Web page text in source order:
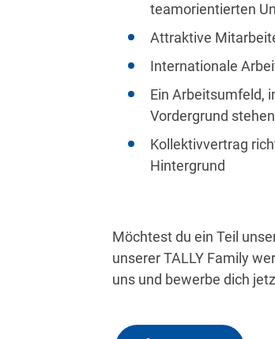
teamorientierten
Attraktive
Internationale
Ein Arbeitsumfeld,
Vordergrund stehen
Kollektivvertrag
Hintergrund
Möchtest du ein Teil
unserer TALLY Family
uns und bewerbe dich